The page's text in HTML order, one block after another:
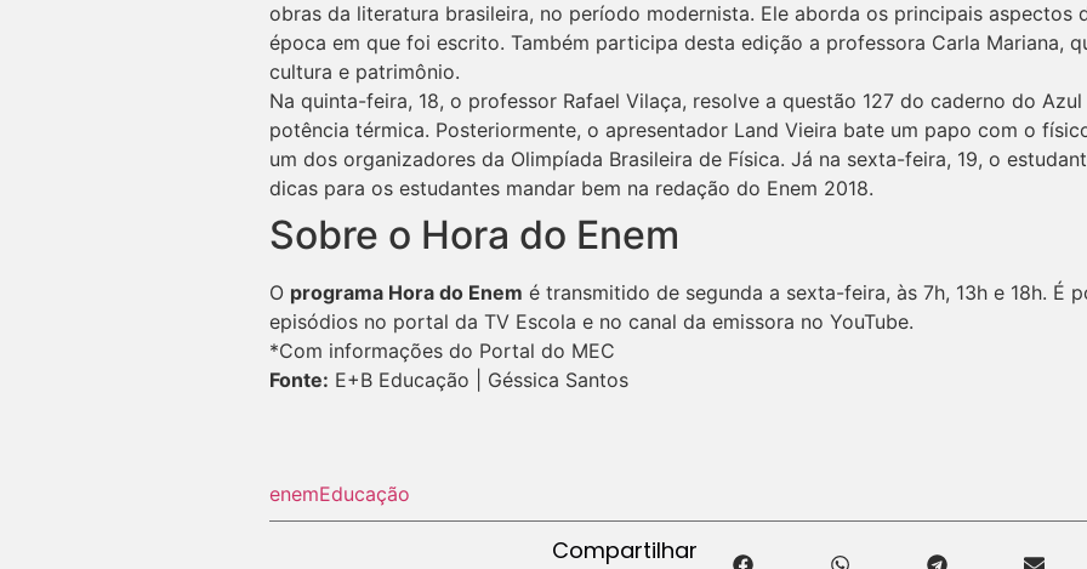
obras da literatura brasileira, no período modernista. Ele aborda os principais aspectos
época em que foi escrito. Também participa desta edição a professora Carla Mariana,
cultura e patrimônio.
Na quinta-feira, 18, o professor Rafael Vilaça, resolve a questão 127 do caderno do Azul
potência térmica. Posteriormente, o apresentador Land Vieira bate um papo com o
um dos organizadores da Olimpíada Brasileira de Física. Já na sexta-feira, 19, o
dicas para os estudantes mandar bem na redação do Enem 2018.
Sobre o Hora do Enem
O programa Hora do Enem é transmitido de segunda a sexta-feira, às 7h, 13h e 18h. É
episódios no portal da TV Escola e no canal da emissora no YouTube.
*Com informações do Portal do MEC
Fonte: E+B Educação | Géssica Santos
enemEducação
Compartilhar